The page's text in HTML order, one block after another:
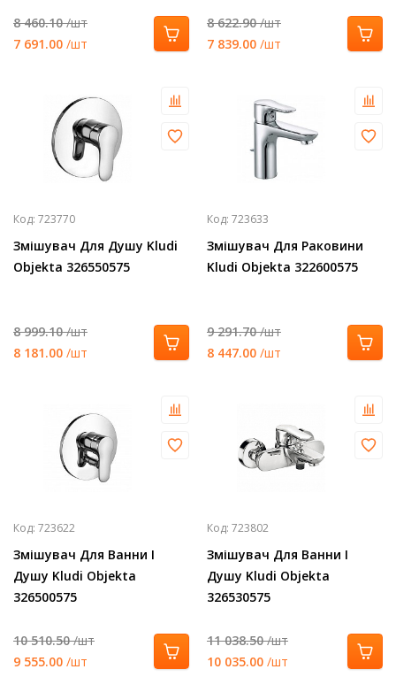
8 460.10/шт
7 691.00 /шт
8 622.90/шт
7 839.00 /шт
Код: 723770
Змішувач Для Душу Kludi
Objekta 326550575
8 999.10/шт
8 181.00 /шт
Код: 723633
Змішувач Для Раковини
Kludi Objekta 322600575
9 291.70/шт
8 447.00 /шт
Код: 723622
Змішувач Для Ванни І
Душу Kludi Objekta
326500575
10 510.50/шт
9 555.00 /шт
Код: 723802
Змішувач Для Ванни І
Душу Kludi Objekta
326530575
11 038.50/шт
10 035.00 /шт